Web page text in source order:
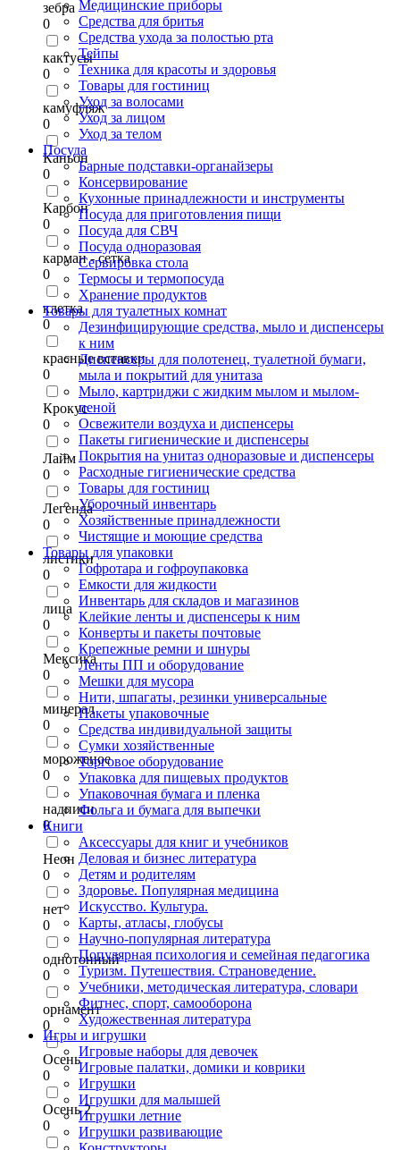
зебра
0
кактусы
0
камуфляж
0
Каньон
0
Карбон
0
карман - сетка
0
клетка
0
красные вставки
0
Крокус
0
Лайм
0
Легенда
0
листики
0
лица
0
Мексика
0
минерал
0
мороженое
0
надписи
0
Неон
0
нет
0
однотонный
0
орнамент
0
Осень
0
Осень 2
0
Медицинские приборы
Средства для бритья
Средства ухода за полостью рта
Тейпы
Техника для красоты и здоровья
Товары для гостиниц
Уход за волосами
Уход за лицом
Уход за телом
Посуда
Барные подставки-органайзеры
Консервирование
Кухонные принадлежности и инструменты
Посуда для приготовления пищи
Посуда для СВЧ
Посуда одноразовая
Сервировка стола
Термосы и термопосуда
Хранение продуктов
Товары для туалетных комнат
Дезинфицирующие средства, мыло и диспенсеры
к ним
Диспенсеры для полотенец, туалетной бумаги,
мыла и покрытий для унитаза
Мыло, картриджи с жидким мылом и мылом-
пеной
Освежители воздуха и диспенсеры
Пакеты гигиенические и диспенсеры
Покрытия на унитаз одноразовые и диспенсеры
Расходные гигиенические средства
Товары для гостиниц
Уборочный инвентарь
Хозяйственные принадлежности
Чистящие и моющие средства
Товары для упаковки
Гофротара и гофроупаковка
Емкости для жидкости
Инвентарь для складов и магазинов
Клейкие ленты и диспенсеры к ним
Конверты и пакеты почтовые
Крепежные ремни и шнуры
Ленты ПП и оборудование
Мешки для мусора
Нити, шпагаты, резинки универсальные
Пакеты упаковочные
Средства индивидуальной защиты
Сумки хозяйственные
Торговое оборудование
Упаковка для пищевых продуктов
Упаковочная бумага и пленка
Фольга и бумага для выпечки
Книги
Аксессуары для книг и учебников
Деловая и бизнес литература
Детям и родителям
Здоровье. Популярная медицина
Искусство. Культура.
Карты, атласы, глобусы
Научно-популярная литература
Популярная психология и семейная педагогика
Туризм. Путешествия. Страноведение.
Учебники, методическая литература, словари
Фитнес, спорт, самооборона
Художественная литература
Игры и игрушки
Игровые наборы для девочек
Игровые палатки, домики и коврики
Игрушки
Игрушки для малышей
Игрушки летние
Игрушки развивающие